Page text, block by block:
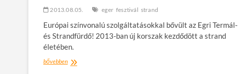
2013.08.05. eger fesztivál strand
Európai színvonalú szolgáltatásokkal bővült az Egri Termál-
és Strandfürdő! 2013-ban új korszak kezdődött a strand
életében.
bővebbenStrand